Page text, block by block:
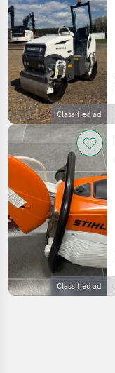
Classified ad
Classified ad